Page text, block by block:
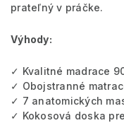
prateľný v práčke.
Výhody:
✓ Kvalitné madrace
✓ Obojstranné
✓ 7 anatomických
✓ Kokosová doska